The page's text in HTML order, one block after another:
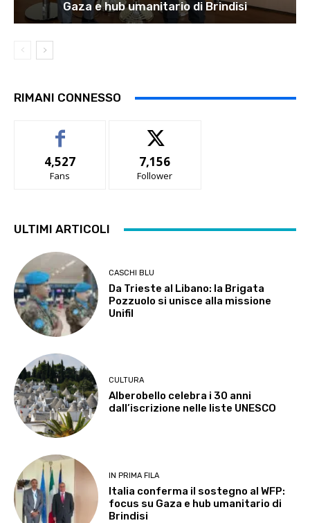
Gaza e hub umanitario di Brindisi
RIMANI CONNESSO
4,527
Fans
7,156
Follower
ULTIMI ARTICOLI
CASCHI BLU
Da Trieste al Libano: la Brigata
Pozzuolo si unisce alla missione
Unifil
CULTURA
Alberobello celebra i 30 anni
dall’iscrizione nelle liste UNESCO
IN PRIMA FILA
Italia conferma il sostegno al WFP:
focus su Gaza e hub umanitario di
Brindisi